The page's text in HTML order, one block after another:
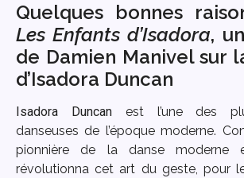
Quelques bonnes
Les Enfants d’Isadora,
de Damien Manivel sur
d’Isadora Duncan
Isadora Duncanest l’une des
danseuses de l’époque moderne.
pionnière de la danse moderne
révolutionna cet art du geste, pour